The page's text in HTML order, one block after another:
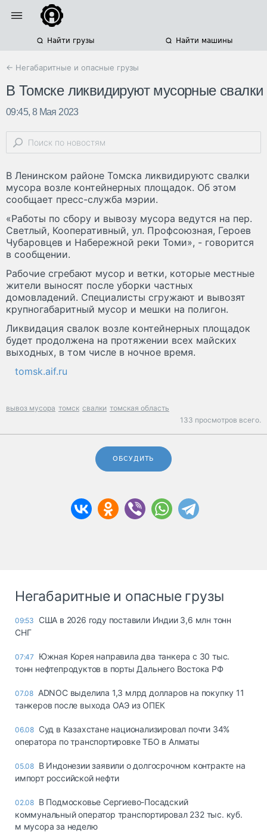
Найти грузы Найти машины
← Негабаритные и опасные грузы
В Томске ликвидируют мусорные свалки
09:45, 8 Мая 2023
В Ленинском районе Томска ликвидируютс свалки
мусора возле контейнерных площадок. Об этом
сообщает пресс-служба мэрии.
«Работы по сбору и вывозу мусора ведутся на пер.
Светлый, Кооперативный, ул. Профсоюзная, Героев
Чубаровцев и Набережной реки Томи», - говорится
в сообщении.
Рабочие сгребают мусор и ветки, которые местные
жители выносят после уборки частных
домовладений. Специалисты сгружают и вывозят
крупногабаритный мусор и мешки на полигон.
Ликвидация свалок возле контейнерных площадок
будет продолжена на протяжении всех майских
выходных, в том числе в ночное время.
tomsk.aif.ru
вывоз мусора томск свалки томская область
133 просмотров всего.
ОБСУДИТЬ
Негабаритные и опасные грузы
09:53
США в 2026 году поставили Индии 3,6 млн тонн
СНГ
07:47
Южная Корея направила два танкера с 30 тыс.
тонн нефтепродуктов в порты Дальнего Востока РФ
07.08 ADNOC выделила 1,3 млрд долларов на покупку 11
танкеров после выхода ОАЭ из ОПЕК
06.08 Суд в Казахстане национализировал почти 34%
оператора по транспортировке ТБО в Алматы
05.08 В Индонезии заявили о долгосрочном контракте на
импорт российской нефти
02.08 В Подмосковье Сергиево-Посадский
коммунальный оператор транспортировал 232 тыс. куб.
м мусора за неделю